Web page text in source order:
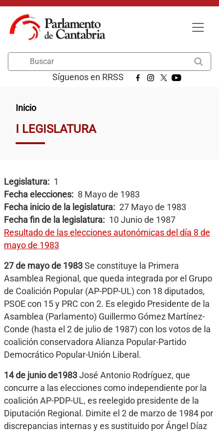
Pasar al contenido principal
Síguenos en RRSS
Ruta de navegación
Inicio
I LEGISLATURA
Legislatura
1
Fecha elecciones
8 Mayo de 1983
Fecha inicio de la legislatura
27 Mayo de 1983
Fecha fin de la legislatura
10 Junio de 1987
Resultado de las elecciones autonómicas del día 8 de
mayo de 1983
27 de mayo de 1983 Se constituye la Primera
Asamblea Regional, que queda integrada por el Grupo
de Coalición Popular (AP-PDP-UL) con 18 diputados,
PSOE con 15 y PRC con 2. Es elegido Presidente de la
Asamblea (Parlamento) Guillermo Gómez Martínez-
Conde (hasta el 2 de julio de 1987) con los votos de la
coalición conservadora Alianza Popular-Partido
Democrático Popular-Unión Liberal.
14 de junio de1983 José Antonio Rodríguez, que
concurre a las elecciones como independiente por la
coalición AP-PDP-UL, es reelegido presidente de la
Diputación Regional. Dimite el 2 de marzo de 1984 por
discrepancias internas y es sustituido por Ángel Díaz